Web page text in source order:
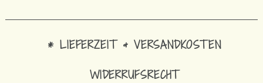
* LIEFERZEIT & VERSANDKOSTEN
WIDERRUFSRECHT